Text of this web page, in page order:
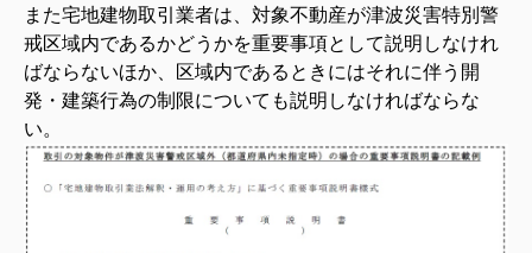
また宅地建物取引業者は、対象不動産が津波災害特別警
戒区域内であるかどうかを重要事項として説明しなけれ
ばならないほか、区域内であるときにはそれに伴う開
発・建築行為の制限についても説明しなければならな
い。